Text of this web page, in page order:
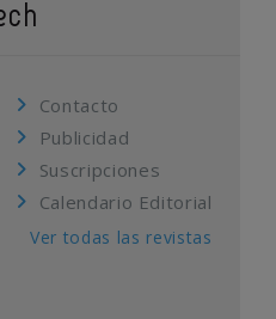
Contacto
Publicidad
Suscripciones
Calendario Editorial
Ver todas las revistas